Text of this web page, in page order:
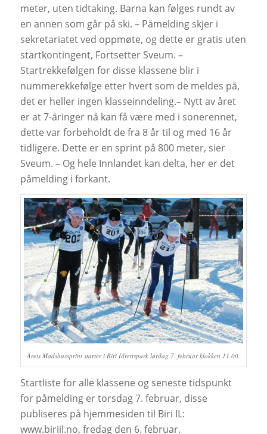
meter, uten tidtaking. Barna kan følges rundt av
en annen som går på ski. – Påmelding skjer i
sekretariatet ved oppmøte, og dette er gratis uten
startkontingent, Fortsetter Sveum. –
Startrekkefølgen for disse klassene blir i
nummerekkefølge etter hvert som de meldes på,
det er heller ingen klasseinndeling.– Nytt av året
er at 7-åringer nå kan få være med i sonerennet,
dette var forbeholdt de fra 8 år til og med 16 år
tidligere. Dette er en sprint på 800 meter, sier
Sveum. – Og hele Innlandet kan delta, her er det
påmelding i forkant.
Årets Madshussprint starter i Biri Idrettspark lørdag 7. februar klokken 11.00.
Startliste for alle klassene og seneste tidspunkt
for påmelding er torsdag 7. februar, disse
publiseres på hjemmesiden til Biri IL:
www.biriil.no, fredag den 6. februar.